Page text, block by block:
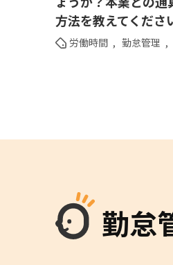
方法を教えてくださ
労働時間 , 勤怠管理 ,
勤怠